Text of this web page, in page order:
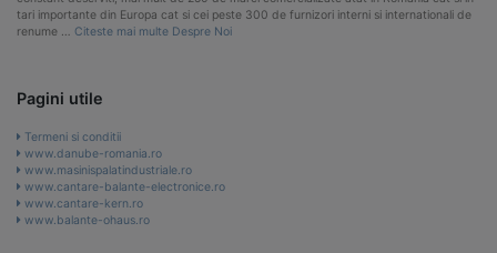
tari importante din Europa cat si cei peste 300 de furnizori interni si internationali de
renume … Citeste mai multe Despre Noi
Pagini utile
Termeni si conditii
www.danube-romania.ro
www.masinispalatindustriale.ro
www.cantare-balante-electronice.ro
www.cantare-kern.ro
www.balante-ohaus.ro